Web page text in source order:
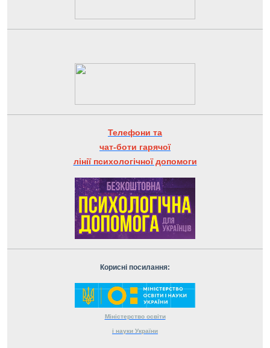
Телефони та
чат-боти гарячої
лінії психологічної допомоги
Корисні посилання:
Міністерство освіти
і науки України